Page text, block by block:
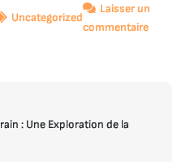
Uncategorized
Laisser un
commentairesur
: Une Exploration de la